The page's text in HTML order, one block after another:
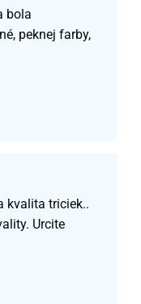
bola
peknej farby,
kvalita triciek..
Urcite